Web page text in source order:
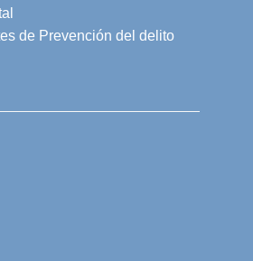
de Prevención del delito